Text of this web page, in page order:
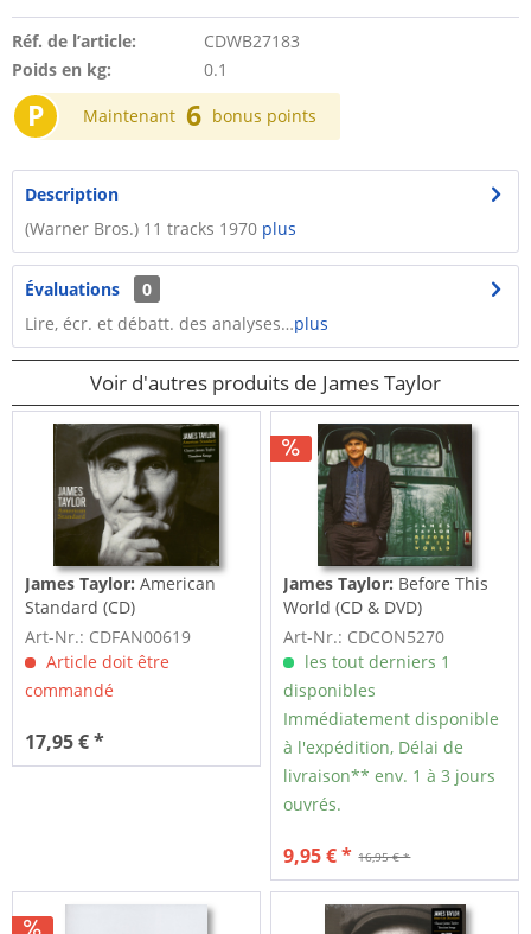
Réf. de l’article:
CDWB27183
Poids en kg:
0.1
P Maintenant 6 bonus points
Description
(Warner Bros.) 11 tracks 1970 plus
Évaluations
0
Lire, écr. et débatt. des analyses…plus
Voir d'autres produits de James Taylor
James Taylor:American
Standard (CD)
Art-Nr.: CDFAN00619
Article doit être
commandé
17,95 € *
James Taylor: Before This
World (CD & DVD)
Art-Nr.: CDCON5270
les tout derniers 1
disponibles
Immédiatement disponible
à l'expédition, Délai de
livraison** env. 1 à 3 jours
ouvrés.
16,95 € *
9,95 € *